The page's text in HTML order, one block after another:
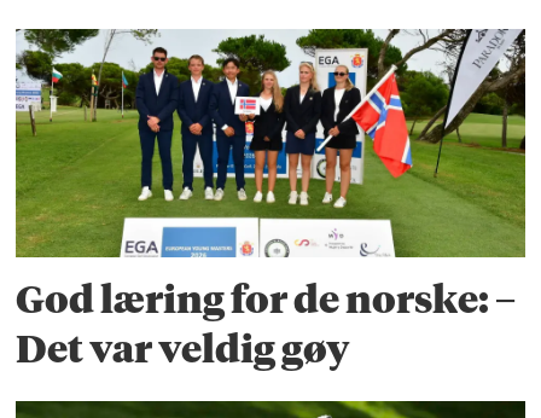
God læring for de norske: –
Det var veldig gøy